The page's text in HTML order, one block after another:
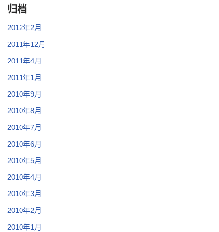
归档
2012年2月
2011年12月
2011年4月
2011年1月
2010年9月
2010年8月
2010年7月
2010年6月
2010年5月
2010年4月
2010年3月
2010年2月
2010年1月